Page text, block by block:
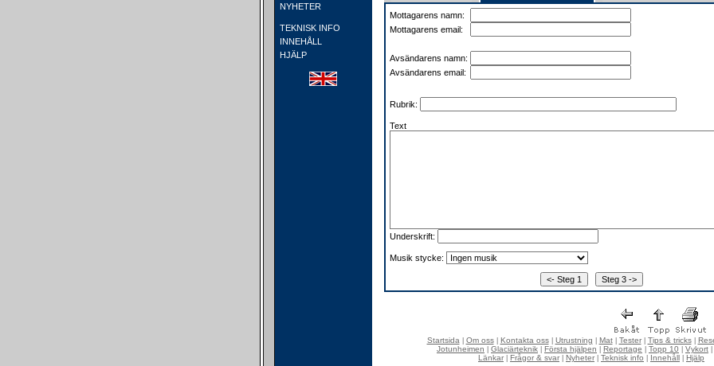
NYHETER
TEKNISK INFO
INNEHÅLL
HJÄLP
Mottagarens namn:
Mottagarens email:
Avsändarens namn:
Avsändarens email:
Rubrik:
Text
Underskrift:
Musik stycke:
Startsida| Om oss| Kontakta oss| Utrustning Mat| Tester| Tips & tricks|
Jotunheimen
Glaciärteknik Första hjälpen Reportage Topp 10 Vykort
Länkar
Frågor & svar Nyheter Teknisk info Innehåll Hjälp